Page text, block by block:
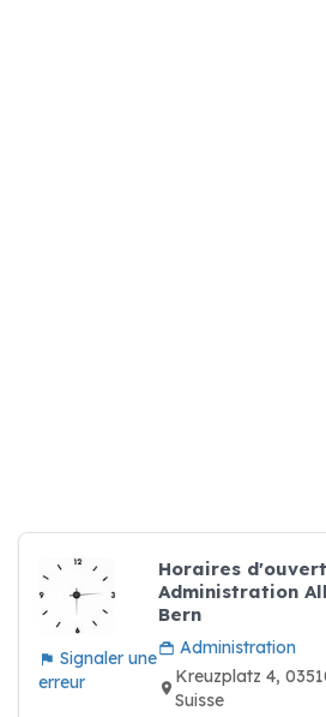
Signaler une
erreur
Horaires
Administration
Bern
Administration
Kreuzplatz 4,
Suisse